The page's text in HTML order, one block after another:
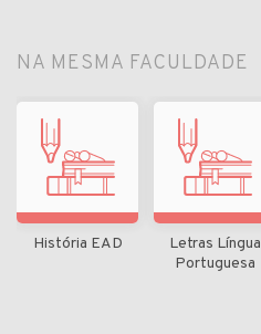
NA MESMA FACULDADE
História EAD
Letras Língua
Portuguesa